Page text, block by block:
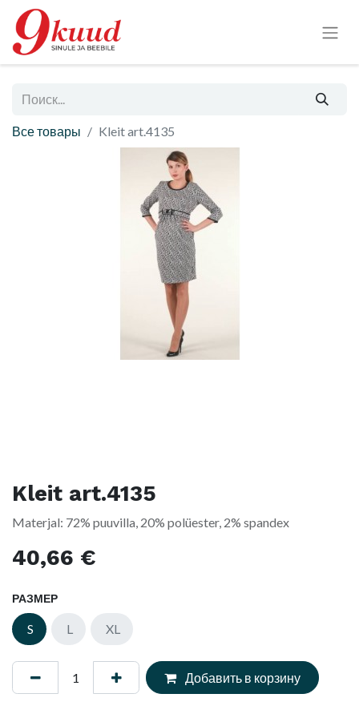
Все товары Kleit art.4135
Kleit art.4135
Materjal: 72% puuvilla, 20% polüester, 2% spandex
40,66 €
РАЗМЕР
S L XL
Добавить в корзину